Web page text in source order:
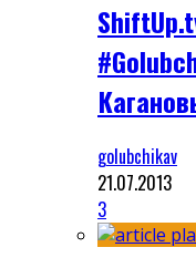
golubchikav
21.07.2013
3